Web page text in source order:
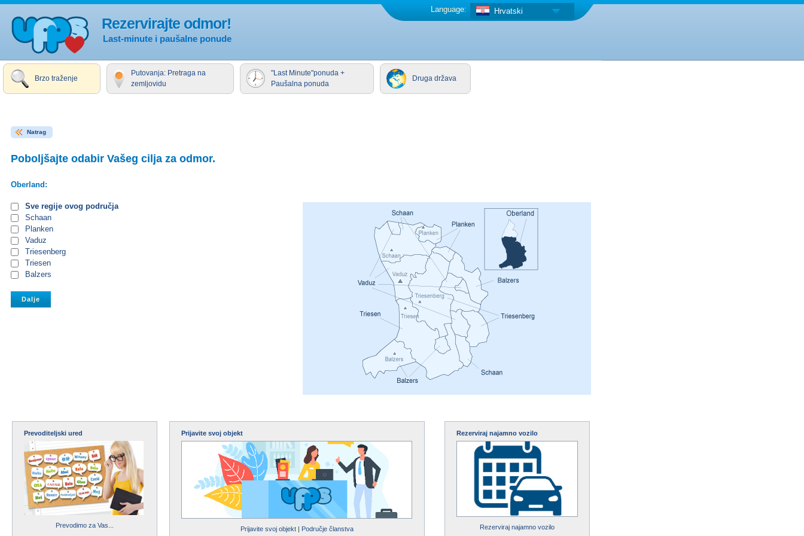
Rezervirajte odmor!
Last-minute i paušalne ponude
Hrvatski
Language:
Brzo traženje
Putovanja: Pretraga na
zemljovidu
"Last Minute"ponuda +
Paušalna ponuda
Druga država
Natrag
Poboljšajte odabir Vašeg cilja za odmor.
Oberland:
Sve regije ovog područja
Schaan
Planken
Vaduz
Triesenberg
Triesen
Balzers
Prevoditeljski ured
Prevodimo za Vas...
Prijavite svoj objekt
Prijavite svoj objekt| Područje članstva
Rezerviraj najamno vozilo
Rezerviraj najamno vozilo